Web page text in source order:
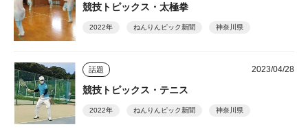
競技トピックス・太極拳
2022年 ねんりんピック新聞 神奈川県
話題 2023/04/28
競技トピックス・テニス
2022年 ねんりんピック新聞 神奈川県